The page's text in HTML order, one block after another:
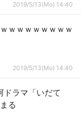
2019/5/13(Mo) 14:40
ｗｗｗｗｗｗｗｗ
2019/5/13(Mo) 14:40
ドラマ「いだて
る